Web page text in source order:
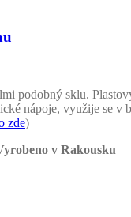
podobný sklu.
nápoje, využije se v
zde)
v Rakousku